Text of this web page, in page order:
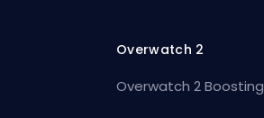
Overwatch 2
Overwatch 2 Boosting